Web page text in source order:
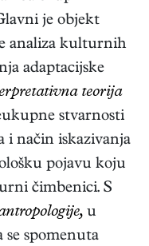
je objekt
analiza kulturnih
adaptacijske
teorija
stvarnosti
i način iskazivanja
pojavu koju
čimbenici. S
u
se spomenuta